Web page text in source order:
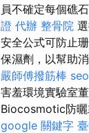
員不確定每個礁
證 代辦 整骨院
安全公式可防止
保濕劑，以幫助
嚴師傅撥筋棒
害羞環境實驗室
Biocosmotic防曬
google 關鍵字